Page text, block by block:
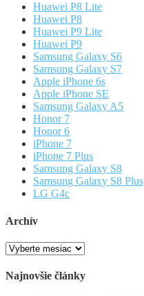
Huawei P8 Lite
Huawei P8
Huawei P9 Lite
Huawei P9
Samsung Galaxy S6
Samsung Galaxy S7
Apple iPhone 6s
Apple iPhone SE
Samsung Galaxy A5
Honor 7
Honor 6
iPhone 7
iPhone 7 Plus
Samsung Galaxy S8
Samsung Galaxy S8 Plus
LG G4c
Archív
Archív
Najnovšie články